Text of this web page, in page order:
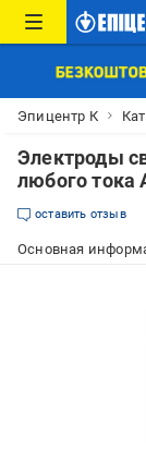
Эпицентр К
Электроды
любого тока
оставить отзыв
Основная